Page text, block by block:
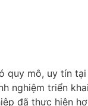
quy mô, uy tín
nghiệm triển
đã thực hiện